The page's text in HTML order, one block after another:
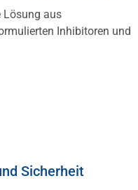
Lösung aus
Inhibitoren und
Sicherheit